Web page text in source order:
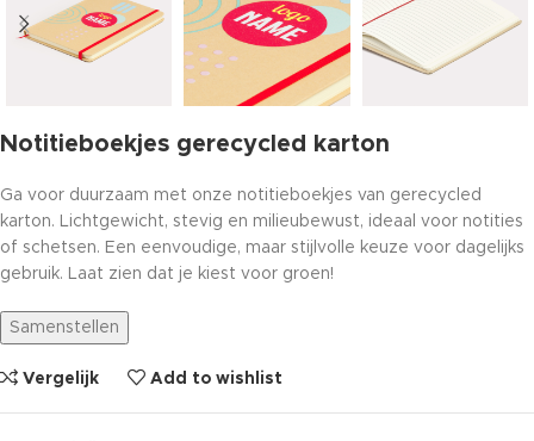
Notitieboekjes gerecycled karton
Ga voor duurzaam met onze notitieboekjes van gerecycled
karton. Lichtgewicht, stevig en milieubewust, ideaal voor notities
of schetsen. Een eenvoudige, maar stijlvolle keuze voor dagelijks
gebruik. Laat zien dat je kiest voor groen!
Samenstellen
Vergelijk Add to wishlist